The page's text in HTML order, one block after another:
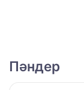
Пәндер